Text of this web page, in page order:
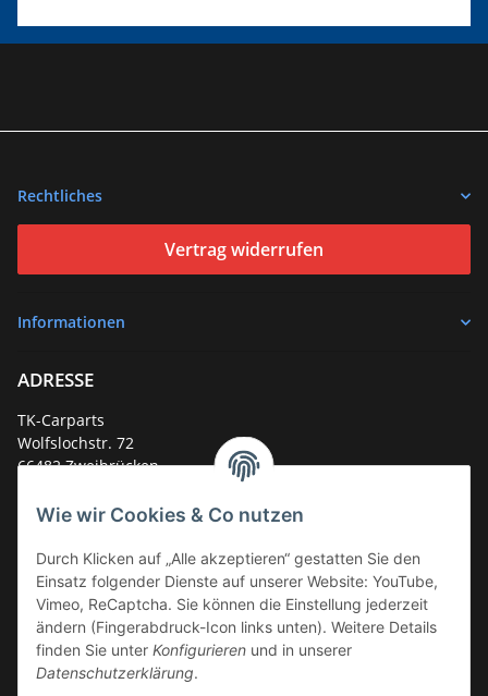
Wie wir Cookies & Co nutzen
Durch Klicken auf „Alle akzeptieren“ gestatten Sie den
Einsatz folgender Dienste auf unserer Website: YouTube,
Vimeo, ReCaptcha. Sie können die Einstellung jederzeit
ändern (Fingerabdruck-Icon links unten). Weitere Details
finden Sie unter Konfigurieren und in unserer
Datenschutzerklärung.
Rechtliches
Vertrag widerrufen
Informationen
ADRESSE
TK-Carparts
Wolfslochstr. 72
66482 Zweibrücken
Service-Hotline +49 (0)6332 - 48 58 48
E-Mail:mail@tk-carparts.de
Montag-Donnerstag von 13 bis 16 Uhr